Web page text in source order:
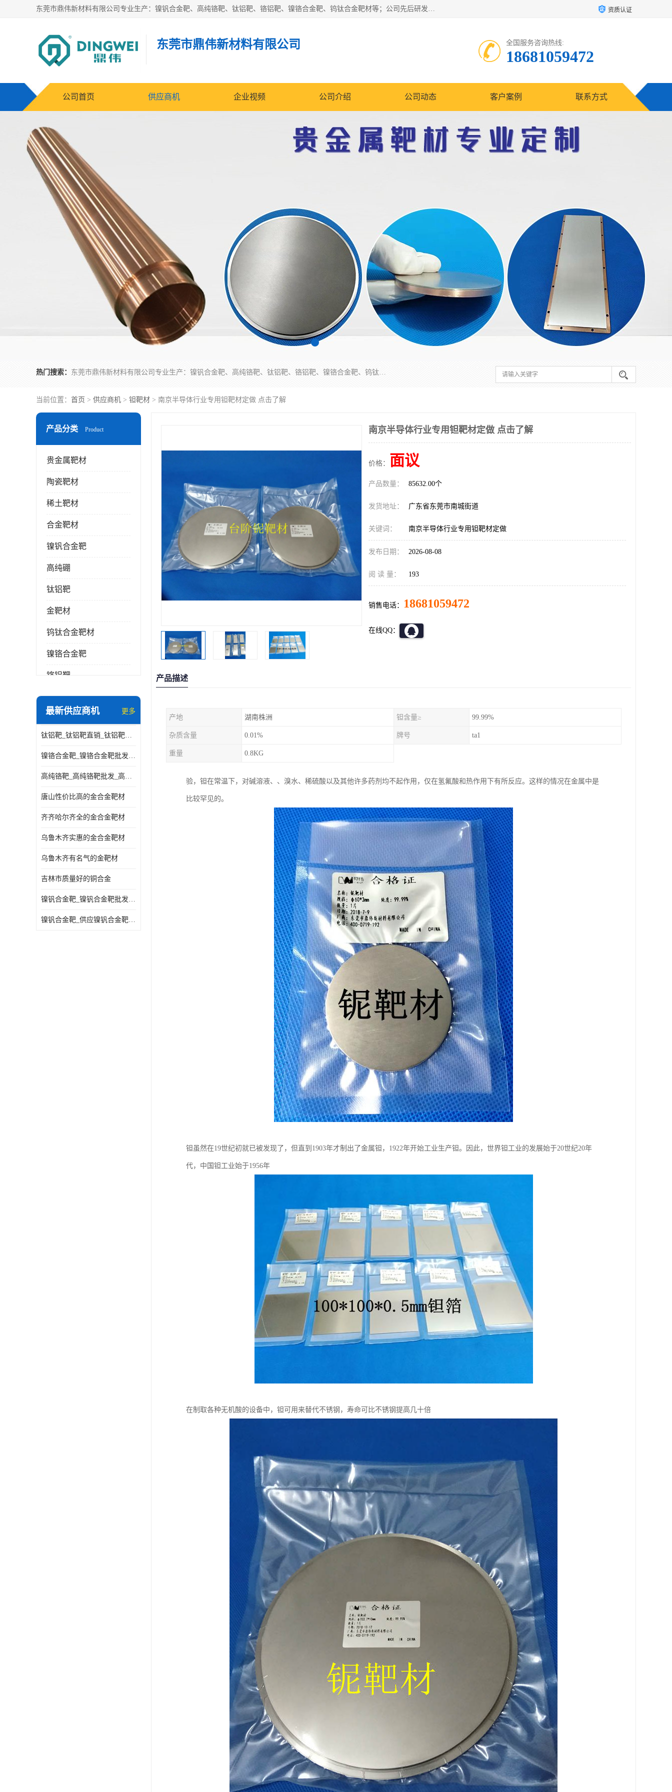
东莞市鼎伟新材料有限公司专业生产：镍钒合金靶、高纯铬靶、钛铝靶、铬铝靶、镍铬合金靶、钨钛合金靶材等；公司先后研发的蒸发材料、溅射靶材系列产品广泛应用到国内外众多知名电子、太阳能企业当中，以较高的性价比，成功发替代了国外进口产品，颇受用户好评。 资质认证
东莞市鼎伟新材料有限公司 全国服务咨询热线:
18681059472
公司首页 供应商机 企业视频 公司介绍 公司动态 客户案例 联系方式
热门搜索： 东莞市鼎伟新材料有限公司专业生产：镍钒合金靶、高纯铬靶、钛铝靶、铬铝靶、镍铬合金靶、钨钛合金靶材等；公司先后研发的蒸发材料、溅射靶材系列产品广泛应用到国内外众多知名电子、太阳能企业当中，以较高的性价比，成功发替代了国外进口产品，颇受用户好评。
当前位置： 首页 > 供应商机 > 钽靶材 > 南京半导体行业专用钽靶材定做 点击了解
产品分类 Product
贵金属靶材
陶瓷靶材
稀土靶材
合金靶材
镍钒合金靶
高纯硼
钛铝靶
金靶材
钨钛合金靶材
镍铬合金靶
铬铝靶
三氧化铝靶材
铬靶材
镧靶材
最新供应商机 更多
钛铝靶_钛铝靶直销_钛铝靶供应商
镍铬合金靶_镍铬合金靶批发_镍铬合金靶供应商
高纯铬靶_高纯铬靶批发_高纯铬靶厂家
唐山性价比高的金合金靶材
齐齐哈尔齐全的金合金靶材
乌鲁木齐实惠的金合金靶材
乌鲁木齐有名气的金靶材
吉林市质量好的铜合金
镍钒合金靶_镍钒合金靶批发_镍钒合金靶供应商
镍钒合金靶_供应镍钒合金靶_镍钒合金靶厂家
南京半导体行业专用钽靶材定做 点击了解
价格： 面议
产品数量： 85632.00个
发货地址： 广东省东莞市南城街道
关键词： 南京半导体行业专用钽靶材定做
发布日期： 2026-08-08
阅 读 量： 193
销售电话： 18681059472
在线QQ：
产品描述
产地 湖南株洲 钽含量≥ 99.99%
杂质含量 0.01% 牌号 ta1
重量 0.8KG
验，钽在常温下，对碱溶液、、溴水、稀硫酸以及其他许多药剂均不起作用，仅在氢氟酸和热作用下有所反应。这样的情况在金属中是
比较罕见的。
钽虽然在19世纪初就已被发现了，但直到1903年才制出了金属钽，1922年开始工业生产钽。因此，世界钽工业的发展始于20世纪20年
代，中国钽工业始于1956年
在制取各种无机酸的设备中，钽可用来替代不锈钢，寿命可比不锈钢提高几十倍